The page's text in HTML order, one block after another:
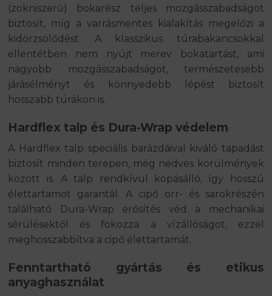
(zokniszerű) bokarész teljes mozgásszabadságot
biztosít, míg a varrásmentes kialakítás megelőzi a
kidörzsölődést. A klasszikus túrabakancsokkal
ellentétben nem nyújt merev bokatartást, ami
nagyobb mozgásszabadságot, természetesebb
járásélményt és könnyedebb lépést biztosít
hosszabb túrákon is.
Hardflex talp és Dura-Wrap védelem
A Hardflex talp speciális barázdáival kiváló tapadást
biztosít minden terepen, még nedves körülmények
között is. A talp rendkívül kopásálló, így hosszú
élettartamot garantál. A cipő orr- és sarokrészén
található Dura-Wrap erősítés véd a mechanikai
sérülésektől és fokozza a vízállóságot, ezzel
meghosszabbítva a cipő élettartamát.
Fenntartható gyártás és etikus
anyaghasználat